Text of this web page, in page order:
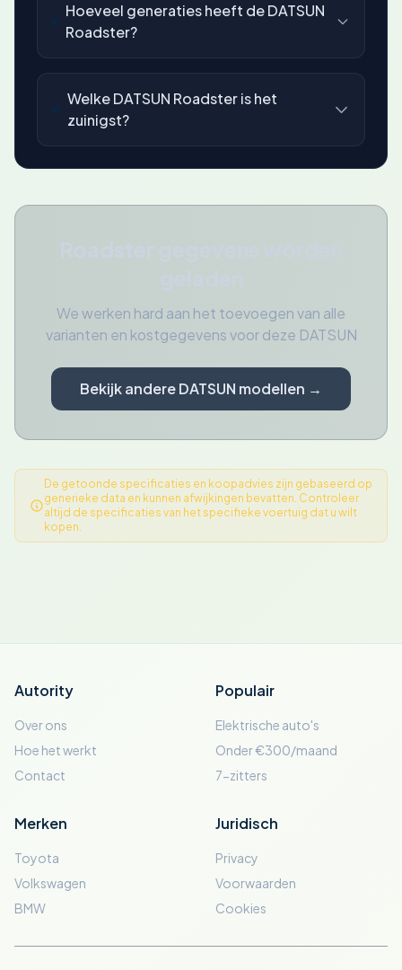
Hoeveel generaties heeft de DATSUN
Roadster?
Welke DATSUN Roadster is het
zuinigst?
We werken hard aan het toevoegen van alle
varianten en kostgegevens voor deze DATSUN
Bekijk andere DATSUN modellen →
De getoonde specificaties en koopadvies zijn gebaseerd op
generieke data en kunnen afwijkingen bevatten. Controleer
altijd de specificaties van het specifieke voertuig dat u wilt
kopen.
Autority
Over ons
Hoe het werkt
Contact
Populair
Elektrische auto's
Onder €300/maand
7-zitters
Merken
Toyota
Volkswagen
BMW
Juridisch
Privacy
Voorwaarden
Cookies